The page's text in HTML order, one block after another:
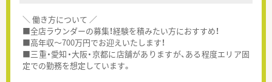
＼ 働き方について ／
■全店ラウンダーの募集！経験を積みたい方におすすめ！
■高年収～700万円でお迎えいたします！
■三重・愛知・大阪・京都に店舗がありますが、ある程度エリア固
定での勤務を想定しています。